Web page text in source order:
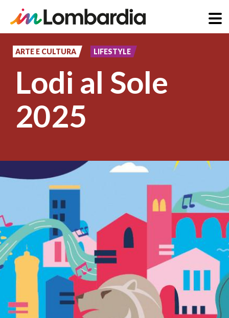
principale
ARTE E CULTURA LIFESTYLE
Lodi al Sole
2025